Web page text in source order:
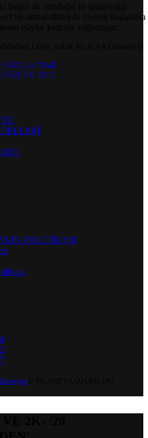
ile sunduğu ve geliştirdiği
ve ulusal düzeyde önemli başarılara
büyük katkılar sağlamıştır.
254 78 42
500 23 11
POLİTİKASI
2K- /20